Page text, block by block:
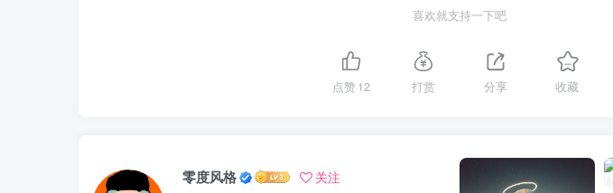
喜欢就支持一下吧
点赞12 打赏 分享 收藏
零度风格 关注